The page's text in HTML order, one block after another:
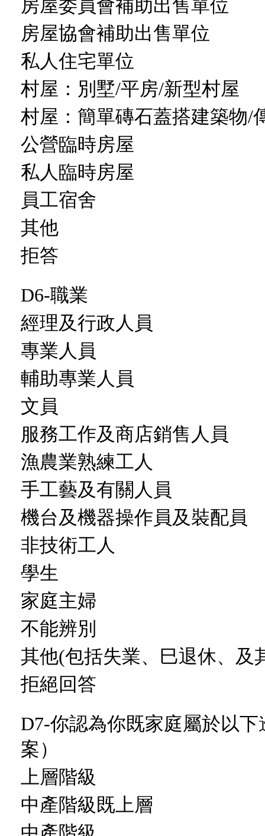
房屋委員會補助出售單位
房屋協會補助出售單位
私人住宅單位
村屋：別墅/平房/新型村屋
村屋：簡單磚石蓋搭建築物/
公營臨時房屋
私人臨時房屋
員工宿舍
其他
拒答
D6-職業
經理及行政人員
專業人員
輔助專業人員
文員
服務工作及商店銷售人員
漁農業熟練工人
手工藝及有關人員
機台及機器操作員及裝配員
非技術工人
學生
家庭主婦
不能辨別
其他(包括失業、巳退休、及
拒絕回答
D7-你認為你既家庭屬於以
案）
上層階級
中產階級既上層